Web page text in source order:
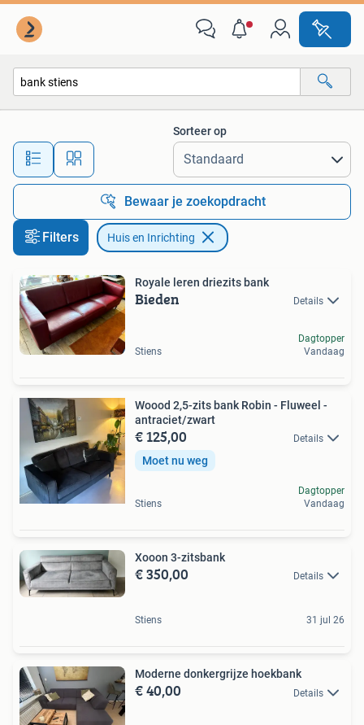
Alle afstanden…
Sorteer op
Bewaar je zoekopdracht
Filters Huis en Inrichting
Royale leren driezits bank
Bieden Details
Stiens
Dagtopper
Vandaag
Woood 2,5-zits bank Robin - Fluweel -
antraciet/zwart
€ 125,00 Details
Moet nu weg
Stiens
Dagtopper
Vandaag
Xooon 3-zitsbank
€ 350,00 Details
Stiens 31 jul 26
Moderne donkergrijze hoekbank
€ 40,00 Details